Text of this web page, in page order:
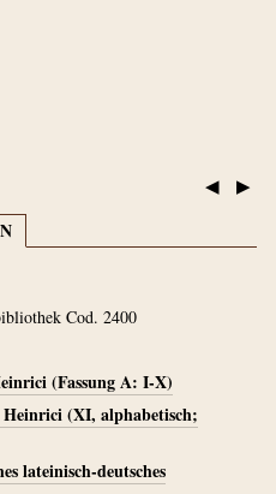
◀ ▶
Cod. 2400
(Fassung A: I-X)
(XI, alphabetisch;
lateinisch-deutsches